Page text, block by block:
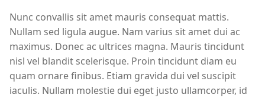
Nunc convallis sit amet mauris consequat mattis.
Nullam sed ligula augue. Nam varius sit amet dui ac
maximus. Donec ac ultrices magna. Mauris tincidunt
nisl vel blandit scelerisque. Proin tincidunt diam eu
quam ornare finibus. Etiam gravida dui vel suscipit
iaculis. Nullam molestie dui eget justo ullamcorper, id